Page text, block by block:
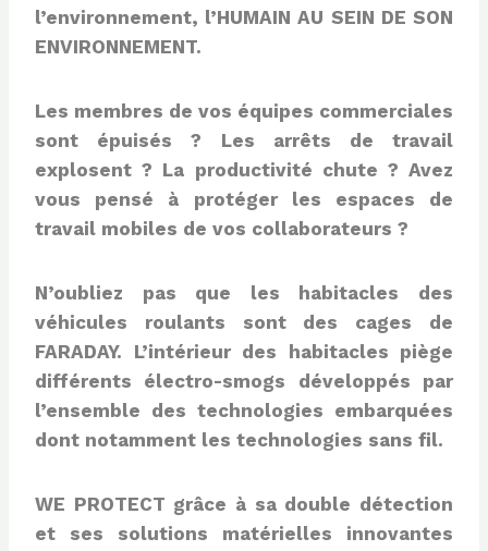
l’environnement, l’HUMAIN AU SEIN DE SON
ENVIRONNEMENT.
Les membres de vos équipes commerciales
sont épuisés ? Les arrêts de travail
explosent ? La productivité chute ? Avez
vous pensé à protéger les espaces de
travail mobiles de vos collaborateurs ?
N’oubliez pas que les habitacles des
véhicules roulants sont des cages de
FARADAY. L’intérieur des habitacles piège
différents électro-smogs développés par
l’ensemble des technologies embarquées
dont notamment les technologies sans fil.
WE PROTECT grâce à sa double détection
et ses solutions matérielles innovantes